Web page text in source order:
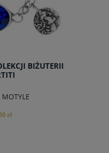
BIŻUTERII
MOTYLE
zł